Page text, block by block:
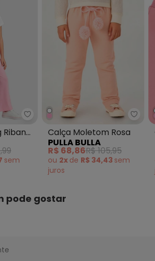
Turminha - Calça Wide Leg
Ribana
sem
Calça Moletom Rosa
PULLA BULLA
R$ 68,86R$ 105,95
ou 2x de R$ 34,43 sem
juros
pode gostar